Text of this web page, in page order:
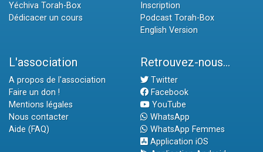
Yéchiva Torah-Box
Dédicacer un cours
Inscription
Podcast Torah-Box
English Version
L'association
A propos de l'association
Faire un don !
Mentions légales
Nous contacter
Aide (FAQ)
Retrouvez-nous...
Twitter
Facebook
YouTube
WhatsApp
WhatsApp Femmes
Application iOS